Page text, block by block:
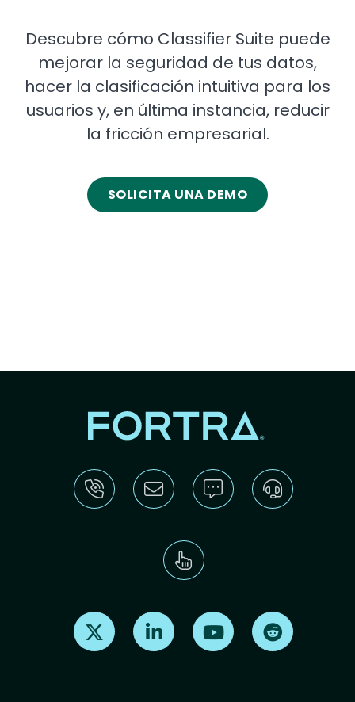
Descubre cómo Classifier Suite puede
mejorar la seguridad de tus datos,
hacer la clasificación intuitiva para los
usuarios y, en última instancia, reducir
la fricción empresarial.
SOLICITA UNA DEMO
Find us on X Find us on LinkedInFind us on Youtube